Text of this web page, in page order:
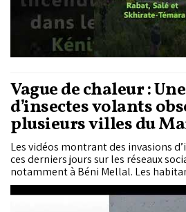
Vague de chaleur :
d’insectes volants
plusieurs villes du
Les vidéos montrant des invasions
ces derniers jours sur les réseaux
notamment à Béni Mellal. Les
présence de moustiques et
maisons et des éclairages publics.